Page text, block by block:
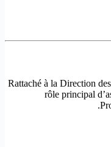
Rattaché à la Direction
rôle principal